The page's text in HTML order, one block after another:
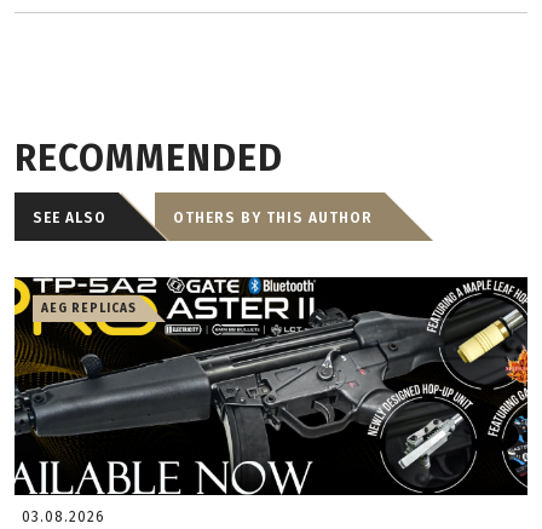
RECOMMENDED
SEE ALSO OTHERS BY THIS AUTHOR
AEG REPLICAS
03.08.2026